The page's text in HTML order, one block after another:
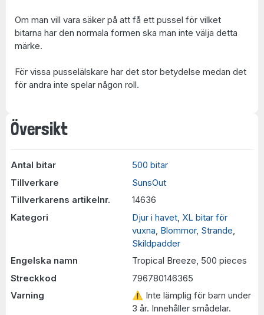
Översikt
Antal bitar
500 bitar
Tillverkare
SunsOut
Tillverkarens artikelnr.
14636
Kategori
Djur i havet XL bitar för
vuxna Blommor, Strande
Skildpadder
Engelska namn
Tropical Breeze, 500 pieces
Streckkod
796780146365
Varning
⚠ Inte lämplig för barn under
3 år. Innehåller smådelar.
Om man vill vara säker på att få ett pussel för vilket
bitarna har den normala formen ska man inte välja detta
märke.
För vissa pusselälskare har det stor betydelse medan det
för andra inte spelar någon roll.